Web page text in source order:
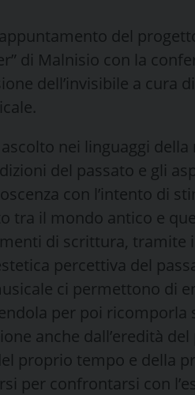
del
di Malnisio con la
dell’invisibile a cura
nei linguaggi della
del passato e gli
con l’intento di
tra il mondo antico e
di scrittura, tramite
percettiva del
ci permettono di
per poi ricomporla
anche dall’eredità del
proprio tempo e della
per confrontarsi con